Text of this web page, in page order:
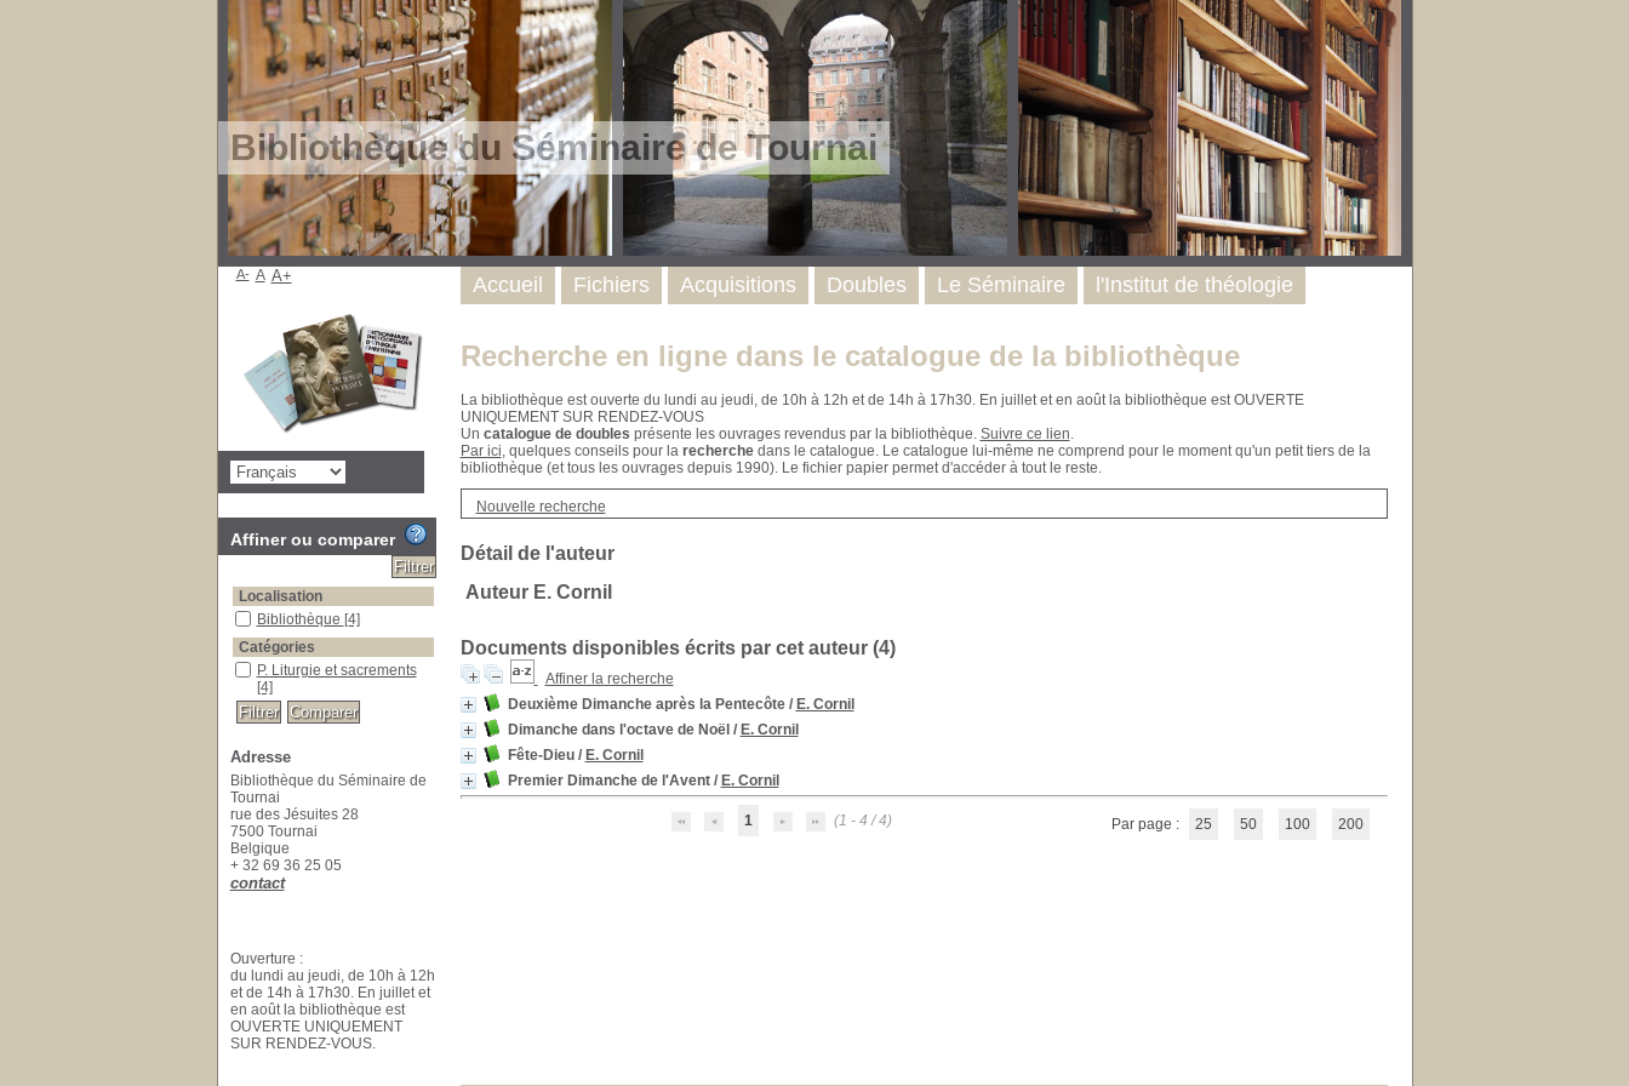
Bibliothèque du Séminaire de Tournai
Recherche en ligne dans le catalogue de la bibliothèque
La bibliothèque est ouverte du lundi au jeudi, de 10h à 12h et de 14h à 17h30. En juillet et en août la bibliothèque est OUVERTE
UNIQUEMENT SUR RENDEZ-VOUS
Un catalogue de doubles présente les ouvrages revendus par la bibliothèque. Suivre ce lien.
Par ici, quelques conseils pour la recherchedans le catalogue. Le catalogue lui-même ne comprend pour le moment qu'un petit tiers de la
bibliothèque (et tous les ouvrages depuis 1990). Le fichier papier permet d'accéder à tout le reste.
Nouvelle recherche
Détail de l'auteur
Auteur E. Cornil
Documents disponibles écrits par cet auteur (4)
Affiner la recherche
Deuxième Dimanche après la Pentecôte/ E. Cornil
Dimanche dans l'octave de Noël / E. Cornil
Fête-Dieu/ E. Cornil
Premier Dimanche de l'Avent/ E. Cornil
1 (1 - 4 / 4) Par page : 25 50 100 200
Accueil Fichiers Acquisitions Doubles Le Séminaire l'Institut de théologie
A- A A+
Affiner ou comparer
Localisation
Bibliothèque [4]
Catégories
P. Liturgie et sacrements
[4]
Adresse
Bibliothèque du Séminaire de
Tournai
rue des Jésuites 28
7500 Tournai
Belgique
+ 32 69 36 25 05
contact
Ouverture :
du lundi au jeudi, de 10h à 12h
et de 14h à 17h30. En juillet et
en août la bibliothèque est
OUVERTE UNIQUEMENT
SUR RENDEZ-VOUS.